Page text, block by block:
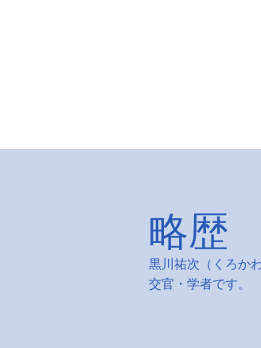
略歴
黒川祐次（くろか
交官・学者です。